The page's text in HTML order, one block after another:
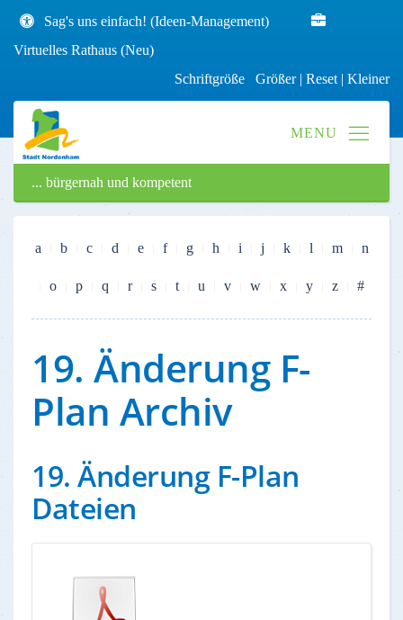
Sag's uns einfach! (Ideen-Management)
Virtuelles Rathaus (Neu)
Schriftgröße Größer| Reset | Kleiner
... bürgernah und kompetent
a b c d e f g h i j k l m n
o p q r s t u v w x y z #
19. Änderung F-
Plan Archiv
19. Änderung F-Plan
Dateien